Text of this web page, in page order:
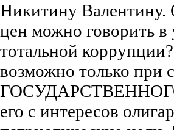
Никитину Валентину.
цен можно говорить в
тотальной
возможно только при
ГОСУДАРСТВЕННОГО
его с интересов